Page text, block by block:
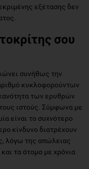
εξέτασης δεν
σου
συνήθως την
κυκλοφορούντων
των ερυθρών
ιστούς. Σύμφωνα με
είναι το συχνότερο
κίνδυνο διατρέχουν
λόγω της απώλειας
τα άτομα με χρόνια